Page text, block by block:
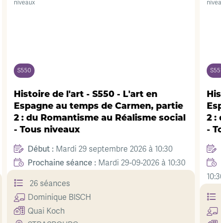
en
partie
social
2026 à 10:30
09-2026 à 10:30
Histoire de l'art - S551 - L'art
Espagne au temps de
2 : du Romantisme au
Début :Vendredi 02 octobre 2026
Prochaine séance : Vendredi 02-